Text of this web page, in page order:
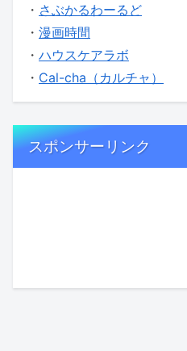
・ さぶかるわーるど
・ 漫画時間
・ ハウスケアラボ
・ Cal-cha（カルチャ）
スポンサーリンク